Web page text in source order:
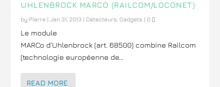
UHLENBROCK MARCO (RAILCOM/LOCONET)
by Pierre |Jan 31, 2013 | Détecteurs, Gadgets |0
Le module
MARCo d’Uhlenbrock (art. 68500) combine Railcom
(technologie européenne de...
READ MORE